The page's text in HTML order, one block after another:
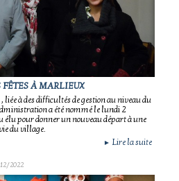
FÊTES À MARLIEUX
à des difficultés de gestion au niveau du
a été nommé le lundi 2
élu pour donner un nouveau départ à une
du village.
► Lire la suite
2022